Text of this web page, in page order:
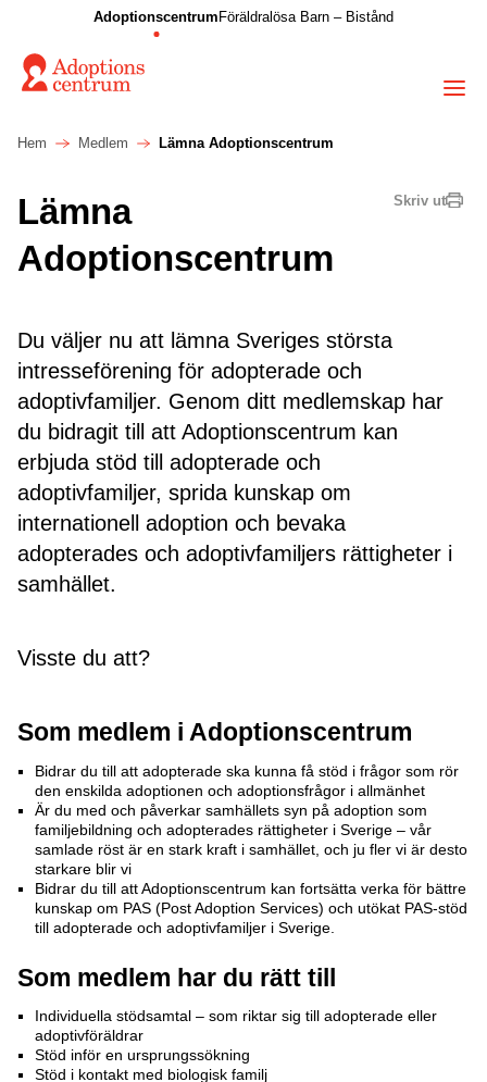
Adoptionscentrum Föräldralösa Barn – Bistånd
Hem Medlem Lämna Adoptionscentrum
Skriv ut
Lämna
Adoptionscentrum
Du väljer nu att lämna Sveriges största
intresseförening för adopterade och
adoptivfamiljer. Genom ditt medlemskap har
du bidragit till att Adoptionscentrum kan
erbjuda stöd till adopterade och
adoptivfamiljer, sprida kunskap om
internationell adoption och bevaka
adopterades och adoptivfamiljers rättigheter i
samhället.
Visste du att?
Som medlem i Adoptionscentrum
Bidrar du till att adopterade ska kunna få stöd i frågor som rör
den enskilda adoptionen och adoptionsfrågor i allmänhet
Är du med och påverkar samhällets syn på adoption som
familjebildning och adopterades rättigheter i Sverige – vår
samlade röst är en stark kraft i samhället, och ju fler vi är desto
starkare blir vi
Bidrar du till att Adoptionscentrum kan fortsätta verka för bättre
kunskap om PAS (Post Adoption Services) och utökat PAS-stöd
till adopterade och adoptivfamiljer i Sverige.
Som medlem har du rätt till
Individuella stödsamtal – som riktar sig till adopterade eller
adoptivföräldrar
Stöd inför en ursprungssökning
Stöd i kontakt med biologisk familj